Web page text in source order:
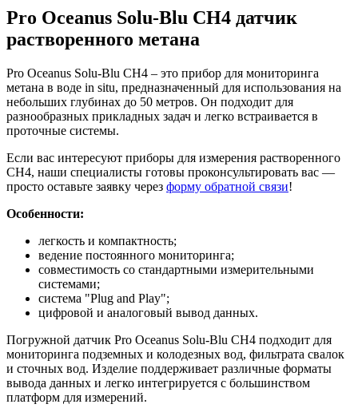
Pro Oceanus Solu-Blu CH4 датчик
растворенного метана
Pro Oceanus Solu-Blu CH4 – это прибор для мониторинга
метана в воде in situ, предназначенный для использования на
небольших глубинах до 50 метров. Он подходит для
разнообразных прикладных задач и легко встраивается в
проточные системы.
Если вас интересуют приборы для измерения растворенного
CH4, наши специалисты готовы проконсультировать вас —
просто оставьте заявку через форму обратной связи!
Особенности:
легкость и компактность;
ведение постоянного мониторинга;
совместимость со стандартными измерительными
системами;
система "Plug and Play";
цифровой и аналоговый вывод данных.
Погружной датчик Pro Oceanus Solu-Blu CH4 подходит для
мониторинга подземных и колодезных вод, фильтрата свалок
и сточных вод. Изделие поддерживает различные форматы
вывода данных и легко интегрируется с большинством
платформ для измерений.